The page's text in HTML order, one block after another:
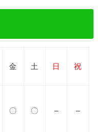
金 土 日 祝
〇 〇 – –